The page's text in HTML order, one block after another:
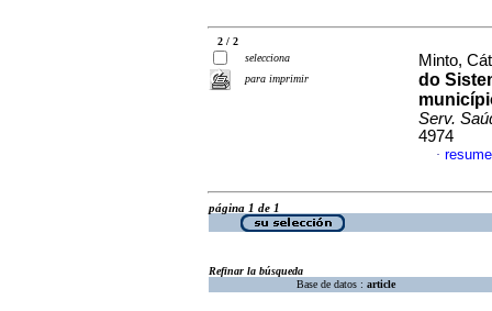
2 / 2
selecciona
para imprimir
Minto,
do
Serv.
4974
·
página 1 de 1
Refinar la búsqueda
Base de datos : article